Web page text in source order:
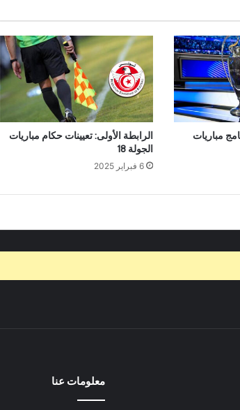
مباريات
الرابطة الأولى: تعيينات حكام مباريات
الجولة 18
6 فبراير 2025
معلومات عنا